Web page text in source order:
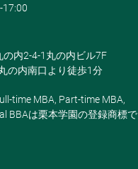
17:00
内2-4-1丸の内ビル7F
の内南口より徒歩1分
time MBA, Part-time MBA,
BBAは栗本学園の登録商標で